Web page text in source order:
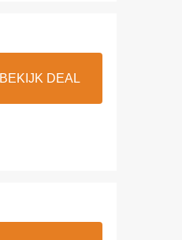
BEKIJK DEAL